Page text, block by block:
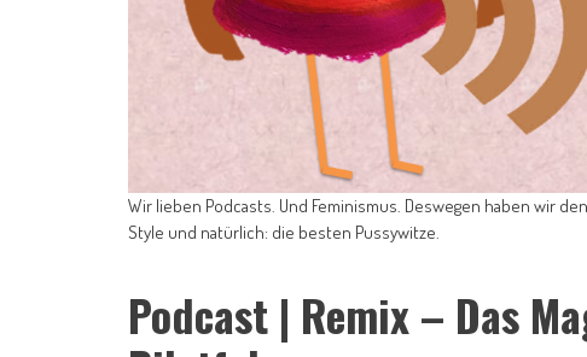
Wir lieben Podcasts. Und Feminismus. Deswegen haben wir
Style und natürlich: die besten Pussywitze.
Podcast | Remix – Das